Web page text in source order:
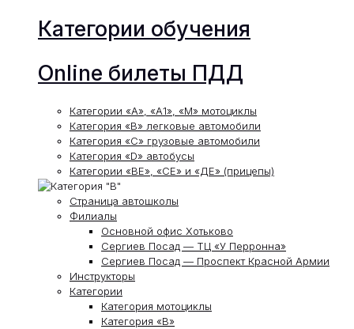
Категории обучения
Online билеты ПДД
Категории «А», «А1», «М» мотоциклы
Категория «В» легковые автомобили
Категория «С» грузовые автомобили
Категория «D» автобусы
Категории «ВЕ», «СЕ» и «ДЕ» (прицепы)
Страница автошколы
Филиалы
Основной офис Хотьково
Сергиев Посад — ТЦ «У Перронна»
Сергиев Посад — Проспект Красной Армии
Инструкторы
Категории
Категория мотоциклы
Категория «В»